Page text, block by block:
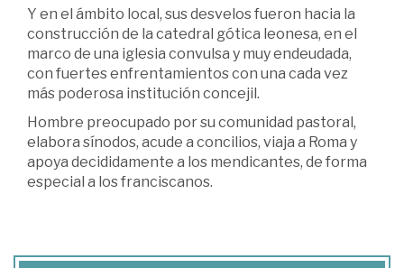
Y en el ámbito local, sus desvelos fueron hacia la
construcción de la catedral gótica leonesa, en el
marco de una iglesia convulsa y muy endeudada,
con fuertes enfrentamientos con una cada vez
más poderosa institución concejil.
Hombre preocupado por su comunidad pastoral,
elabora sínodos, acude a concilios, viaja a Roma y
apoya decididamente a los mendicantes, de forma
especial a los franciscanos.